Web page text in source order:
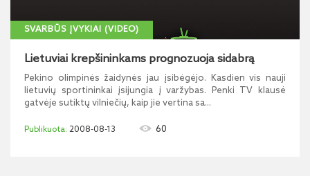
SVARBŪS ĮVYKIAI (VIDEO)
Lietuviai krepšininkams prognozuoja sidabrą
Pekino olimpinės žaidynės jau įsibėgėjo. Kasdien vis nauji
lietuvių sportininkai įsijungia į varžybas. Penki TV klausė
gatvėje sutiktų vilniečių, kaip jie vertina sa...
2008-08-13 60